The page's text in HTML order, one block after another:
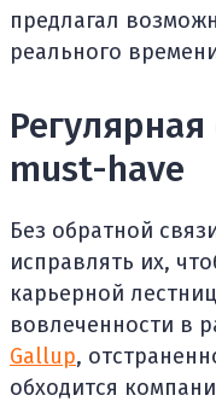
предлагал
реального
must-have
Без обратной
исправлять их,
карьерной
вовлеченности в
Gallup,
обходится